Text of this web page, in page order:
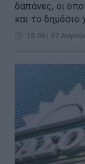
δαπάνες, οι
και το δημόσιο
15:00 | 07